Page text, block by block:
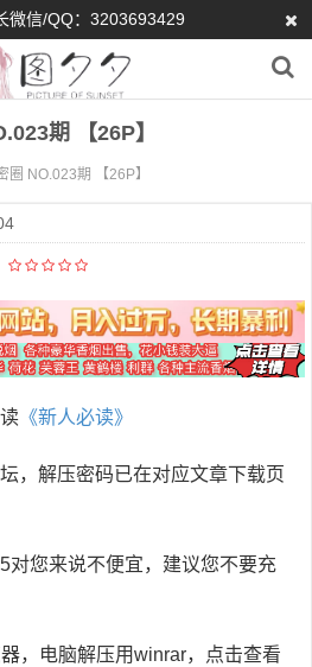
微信/QQ：3203693429
期 【26P】
圈 NO.023期 【26P】
《新人必读》
，解压密码已在对应文章下载页
对您来说不便宜，建议您不要充
，电脑解压用winrar，点击查看